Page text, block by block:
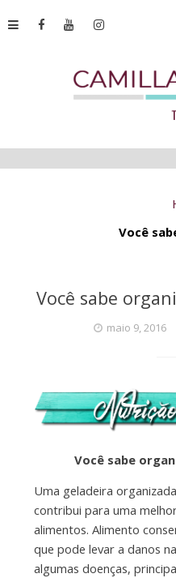
Você
Você sabe
maio 9, 2016
Você sabe
Uma geladeira
contribui para uma
alimentos. Alimento
que pode levar a danos
algumas doenças,